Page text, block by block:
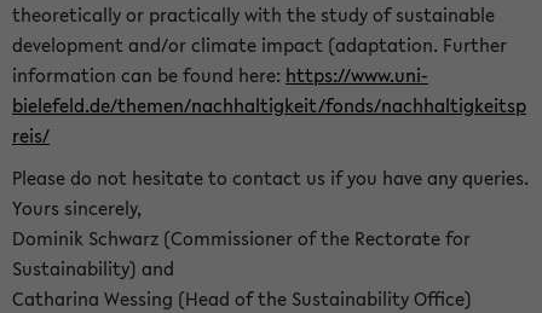
theoretically or practically with the study of sustainable
development and/or climate impact (adaptation. Further
information can be found here: https://www.uni-
bielefeld.de/themen/nachhaltigkeit/fonds/nachhaltigkeitsp
reis/
Please do not hesitate to contact us if you have any queries.
Yours sincerely,
Dominik Schwarz (Commissioner of the Rectorate for
Sustainability) and
Catharina Wessing (Head of the Sustainability Office)